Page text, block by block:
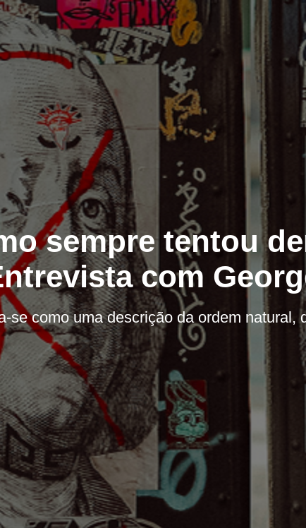
sempre tentou
com
se como uma descrição da ordem natural,